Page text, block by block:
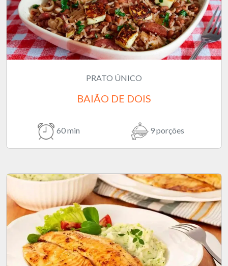
PRATO ÚNICO
BAIÃO DE DOIS
60 min 9 porções